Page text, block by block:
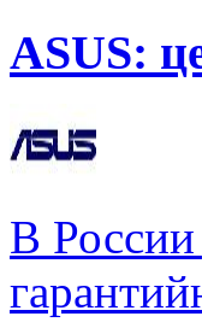
ASUS:
В России